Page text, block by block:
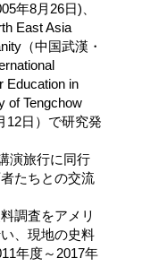
年8月26日)、
East Asia
（中国武漢・
Education in
of Tengchow
12日）で研究発
演旅行に同行
たちとの交流
調査をアメリ
、現地の史料
年度～2017年